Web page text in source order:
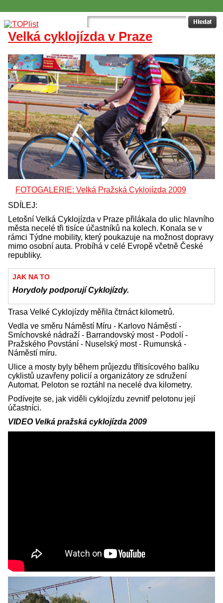
Velká cyklojízda v Praze
FOTOGALERIE: Velká Pražská Cyklojízda 2009
SDÍLEJ:
Letošní Velká Cyklojízda v Praze přilákala do ulic hlavního
města necelé tři tisíce účastníků na kolech. Konala se v
rámci Týdne mobility, který poukazuje na možnost dopravy
mimo osobní auta. Probíhá v celé Evropě včetně České
republiky.
JAK NA TO
Horydoly podporují Cyklojízdy.
Trasa Velké Cyklojízdy měřila čtrnáct kilometrů.
Vedla ve směru Náměstí Míru - Karlovo Náměstí -
Smíchovské nádraží - Barrandovský most - Podolí -
Pražského Povstání - Nuselský most - Rumunská -
Náměstí míru.
Ulice a mosty byly během průjezdu třítisícového balíku
cyklistů uzavřeny policií a organizátory ze sdružení
Automat. Peloton se roztáhl na necelé dva kilometry.
Podívejte se, jak viděli cyklojízdu zevnitř pelotonu její
účastníci.
VIDEO Velká pražská cyklojízda 2009